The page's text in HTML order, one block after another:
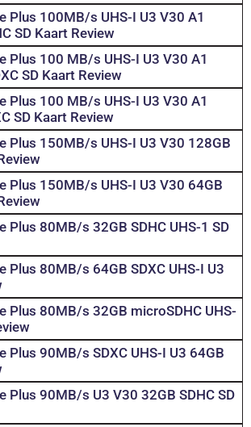
Plus 100MB/s UHS-I U3 V30 A1
SD Kaart Review
Plus 100 MB/s UHS-I U3 V30 A1
SD Kaart Review
Plus 100 MB/s UHS-I U3 V30 A1
SD Kaart Review
Plus 150MB/s UHS-I U3 V30 128GB
Plus 150MB/s UHS-I U3 V30 64GB
Plus 80MB/s 32GB SDHC UHS-1 SD
Plus 80MB/s 64GB SDXC UHS-I U3
Plus 80MB/s 32GB microSDHC UHS-
Plus 90MB/s SDXC UHS-I U3 64GB
Plus 90MB/s U3 V30 32GB SDHC SD